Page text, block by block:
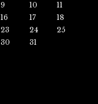
9 10
11
16 17
18
23 24
25
30 31